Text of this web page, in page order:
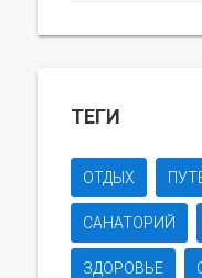
ТЕГИ
ОТДЫХ
САНАТОРИЙ
ЗДОРОВЬЕ